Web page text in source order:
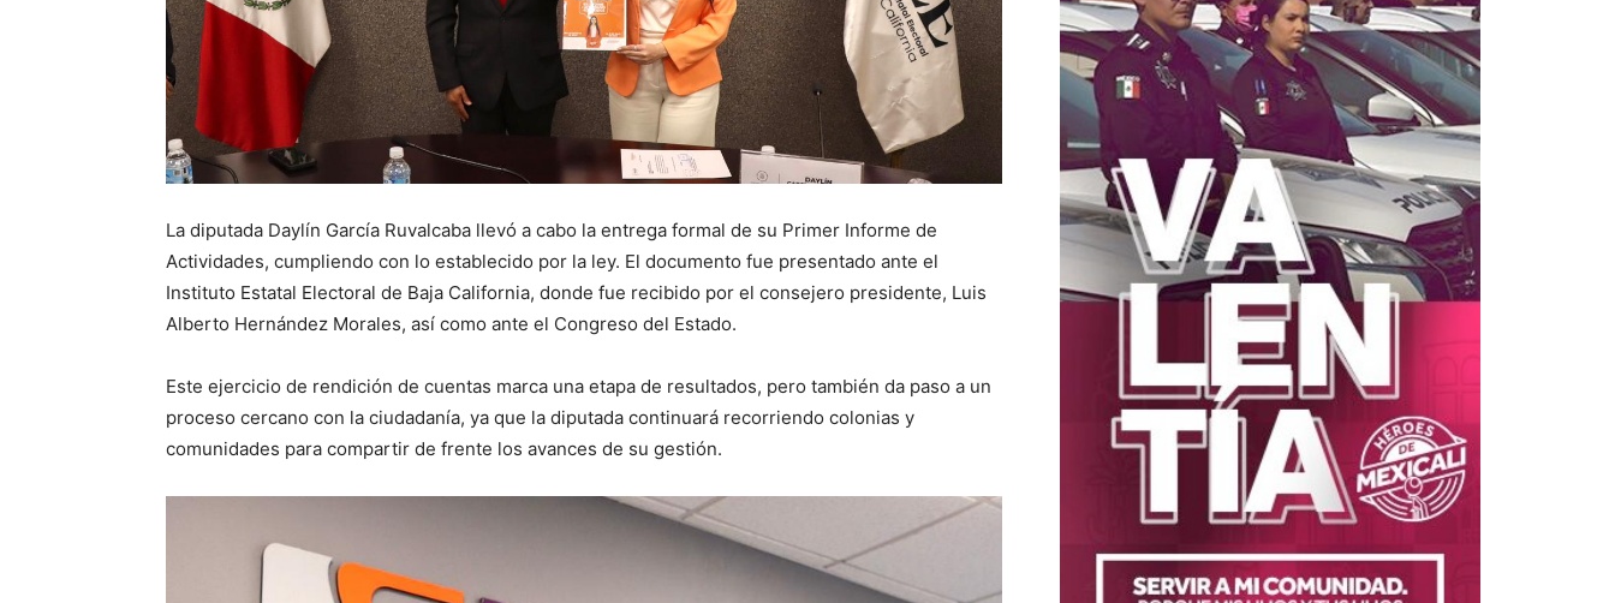
La diputada Daylín García Ruvalcaba llevó a cabo la entrega formal de su Primer Informe de
Actividades, cumpliendo con lo establecido por la ley. El documento fue presentado ante el
Instituto Estatal Electoral de Baja California, donde fue recibido por el consejero presidente, Luis
Alberto Hernández Morales, así como ante el Congreso del Estado.
Este ejercicio de rendición de cuentas marca una etapa de resultados, pero también da paso a un
proceso cercano con la ciudadanía, ya que la diputada continuará recorriendo colonias y
comunidades para compartir de frente los avances de su gestión.